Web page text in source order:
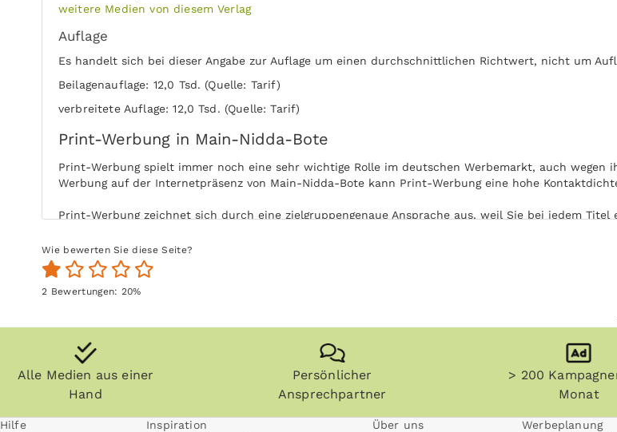
weitere Medien von diesem Verlag
Auflage
Es handelt sich bei dieser Angabe zur Auflage um einen durchschnittlichen Richtwert, nicht um
Beilagenauflage: 12,0 Tsd. (Quelle: Tarif)
verbreitete Auflage: 12,0 Tsd. (Quelle: Tarif)
Print-Werbung in Main-Nidda-Bote
Print-Werbung spielt immer noch eine sehr wichtige Rolle im deutschen Werbemarkt, auch
Werbung auf der Internetpräsenz von Main-Nidda-Bote kann Print-Werbung eine hohe
Print-Werbung zeichnet sich durch eine zielgruppengenaue Ansprache aus, weil Sie bei jedem
Durch die aktive Nutzung der Zielgruppe ohne Ablenkung bekommt Ihre Anzeige in Main-Nidda-
Nutzung steigert zudem die Glaubwürdigkeit und Akzeptanz Ihrer Print-Werbung in Main-Nidda-Bote.
und die Zielgruppe kommt auch zu einem späteren Zeitpunkt immer wieder mit Ihrer Anzeige in
Anzeigen können zudem nachgeblättert und mitgenommen werden. Die Nutzung von Main-Nidda-
ohne Internet praktisch überall gelesen werden, zum Beispiel in Zug oder U-Bahn auf dem Weg zur
Wie bewerten Sie diese Seite?
2 Bewertungen: 20%
Alle Medien aus einer
Hand
Persönlicher
Ansprechpartner
> 200
Monat
Hilfe Inspiration Über uns Werbeplanung